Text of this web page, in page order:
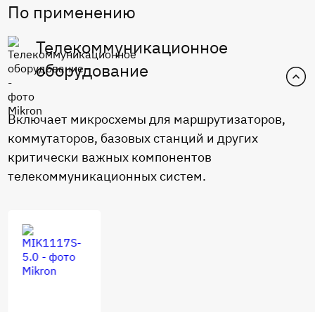
По применению
Телекоммуникационное
оборудование
Включает микросхемы для маршрутизаторов,
коммутаторов, базовых станций и других
критически важных компонентов
телекоммуникационных систем.